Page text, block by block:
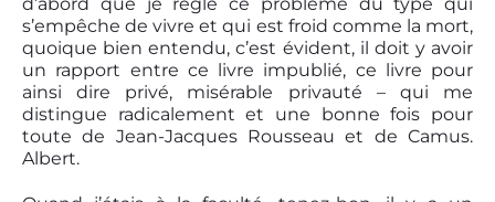
s’empêche de vivre et qui est froid comme la mort,
quoique bien entendu, c’est évident, il doit y avoir
un rapport entre ce livre impublié, ce livre pour
ainsi dire privé, misérable privauté – qui me
distingue radicalement et une bonne fois pour
toute de Jean-Jacques Rousseau et de Camus.
Albert.